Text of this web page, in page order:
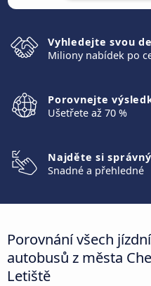
Vyhledejte svou
Miliony nabídek po
Porovnejte
Ušetřete až 70 %
Najděte si
Snadné a přehledné
Porovnání všech
autobusů z města
Letiště